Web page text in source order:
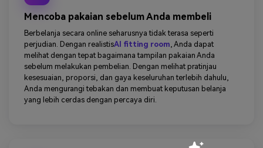
Mencoba pakaian sebelum Anda membeli
Berbelanja secara online seharusnya tidak terasa seperti
perjudian. Dengan realistisAI fitting room, Anda dapat
melihat dengan tepat bagaimana tampilan pakaian Anda
sebelum melakukan pembelian. Dengan melihat pratinjau
kesesuaian, proporsi, dan gaya keseluruhan terlebih dahulu,
Anda mengurangi tebakan dan membuat keputusan belanja
yang lebih cerdas dengan percaya diri.